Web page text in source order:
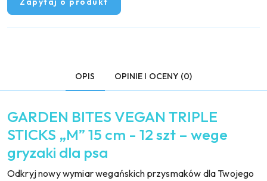
OPIS OPINIE I OCENY (0)
GARDEN BITES VEGAN TRIPLE
STICKS „M” 15 cm - 12 szt – wege
gryzaki dla psa
Odkryj nowy wymiar wegańskich przysmaków dla Twojego